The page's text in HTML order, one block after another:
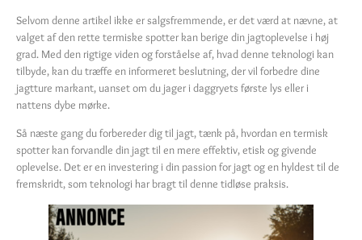
Selvom denne artikel ikke er salgsfremmende, er det værd at nævne, at
valget af den rette termiske spotter kan berige din jagtoplevelse i høj
grad. Med den rigtige viden og forståelse af, hvad denne teknologi kan
tilbyde, kan du træffe en informeret beslutning, der vil forbedre dine
jagtture markant, uanset om du jager i daggryets første lys eller i
nattens dybe mørke.
Så næste gang du forbereder dig til jagt, tænk på, hvordan en termisk
spotter kan forvandle din jagt til en mere effektiv, etisk og givende
oplevelse. Det er en investering i din passion for jagt og en hyldest til de
fremskridt, som teknologi har bragt til denne tidløse praksis.